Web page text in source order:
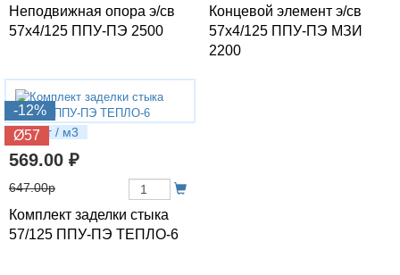
Неподвижная опора э/св
57х4/125 ППУ-ПЭ 2500
Концевой элемент э/св
57х4/125 ППУ-ПЭ МЗИ
2200
-12%
Ø57
1.21 кг / м3
569.00 ₽
647.00р
Комплект заделки стыка
57/125 ППУ-ПЭ ТЕПЛО-6